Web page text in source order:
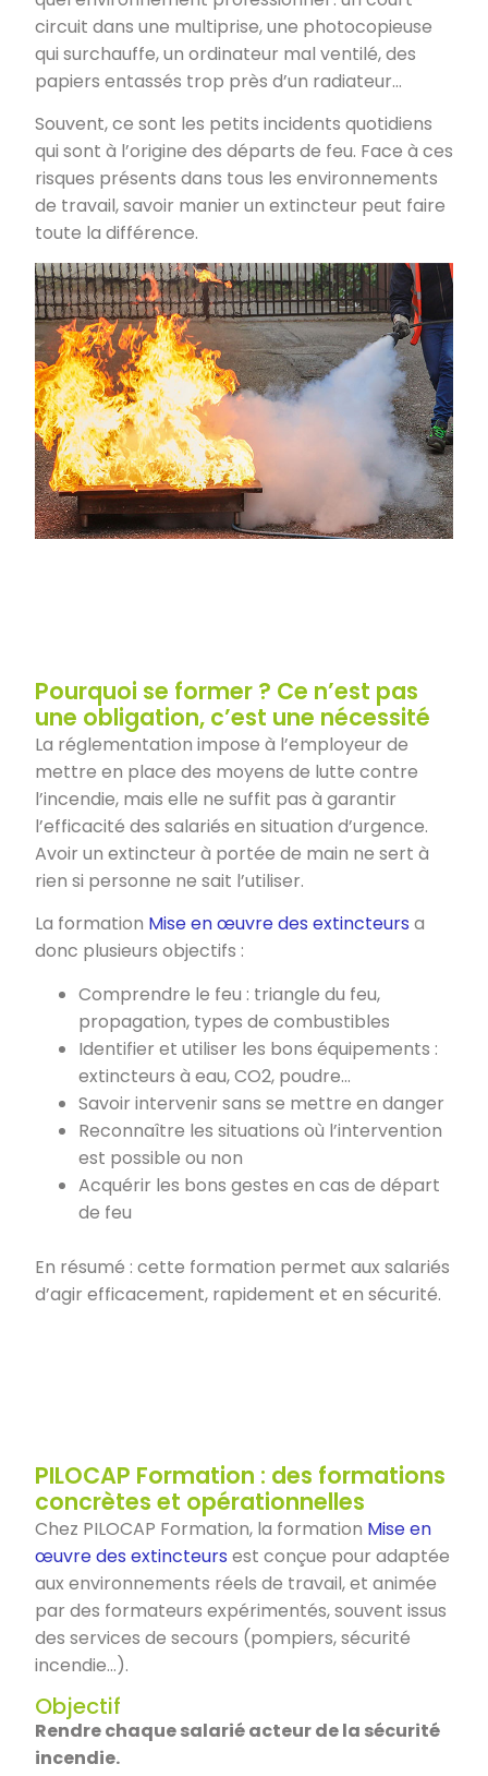
circuit dans une multiprise, une photocopieuse
qui surchauffe, un ordinateur mal ventilé, des
papiers entassés trop près d’un radiateur…
Souvent, ce sont les petits incidents quotidiens
qui sont à l’origine des départs de feu. Face à ces
risques présents dans tous les environnements
de travail, savoir manier un extincteur peut faire
toute la différence.
Pourquoi se former ? Ce n’est pas
une obligation, c’est une nécessité
La réglementation impose à l’employeur de
mettre en place des moyens de lutte contre
l’incendie, mais elle ne suffit pas à garantir
l’efficacité des salariés en situation d’urgence.
Avoir un extincteur à portée de main ne sert à
rien si personne ne sait l’utiliser.
La formation Mise en œuvre des extincteurs a
donc plusieurs objectifs :
Comprendre le feu : triangle du feu,
propagation, types de combustibles
Identifier et utiliser les bons équipements :
extincteurs à eau, CO2, poudre…
Savoir intervenir sans se mettre en danger
Reconnaître les situations où l’intervention
est possible ou non
Acquérir les bons gestes en cas de départ
de feu
En résumé : cette formation permet aux salariés
d’agir efficacement, rapidement et en sécurité.
PILOCAP Formation : des formations
concrètes et opérationnelles
Chez PILOCAP Formation, la formation Mise en
œuvre des extincteurs est conçue pour adaptée
aux environnements réels de travail, et animée
par des formateurs expérimentés, souvent issus
des services de secours (pompiers, sécurité
incendie…).
Objectif
Rendre chaque salarié acteur de la sécurité
incendie.